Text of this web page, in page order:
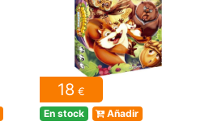
18 €
En stock Añadir